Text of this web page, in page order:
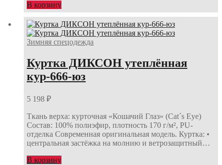
В корзину
Зимняя спецодежда
Куртка ДИКСОН утеплённая
кур-666-юз
5 198 ₽
Ткань верха: курточная «Кошачий Глаз» (Cat´s Eye)
Состав: 100% полиэфир, плотность 170 г/м², PU-
отделка Современная оригинальная модель. Куртка: •
центральная застёжка на молнию и ветрозащитный…
В корзину